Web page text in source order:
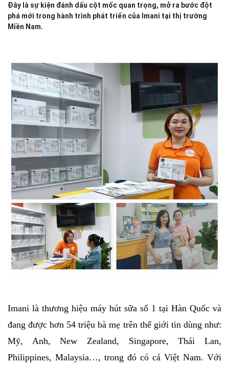
Đây là sự kiện đánh dấu cột mốc quan trọng, mở ra bước đột
phá mới trong hành trình phát triển của Imani tại thị trường
Miền Nam.
Imani là thương hiệu máy hút sữa số 1 tại Hàn Quốc và
đang được hơn 54 triệu bà mẹ trên thế giới tin dùng như:
Mỹ, Anh, New Zealand, Singapore, Thái Lan,
Philippines, Malaysia…, trong đó có cả Việt Nam. Với